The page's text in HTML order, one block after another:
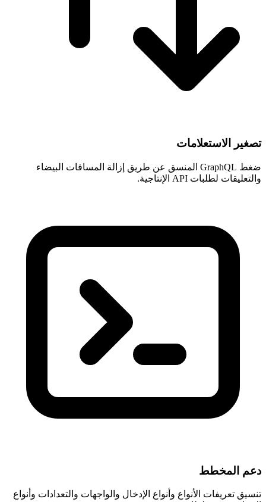
تصغير الاستعلامات
ضغط GraphQL المنسق عن طريق إزالة المسافات البيضاء
والتعليقات لطلبات API الإنتاجية.
دعم المخطط
تنسيق تعريفات الأنواع وأنواع الإدخال والواجهات والتعدادات وأنواع